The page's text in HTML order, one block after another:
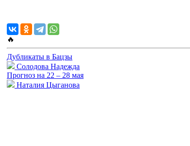
🔥
Дубликаты в Бацзы
Солодова Надежда
Прогноз на 22 – 28 мая
Наталия Цыганова